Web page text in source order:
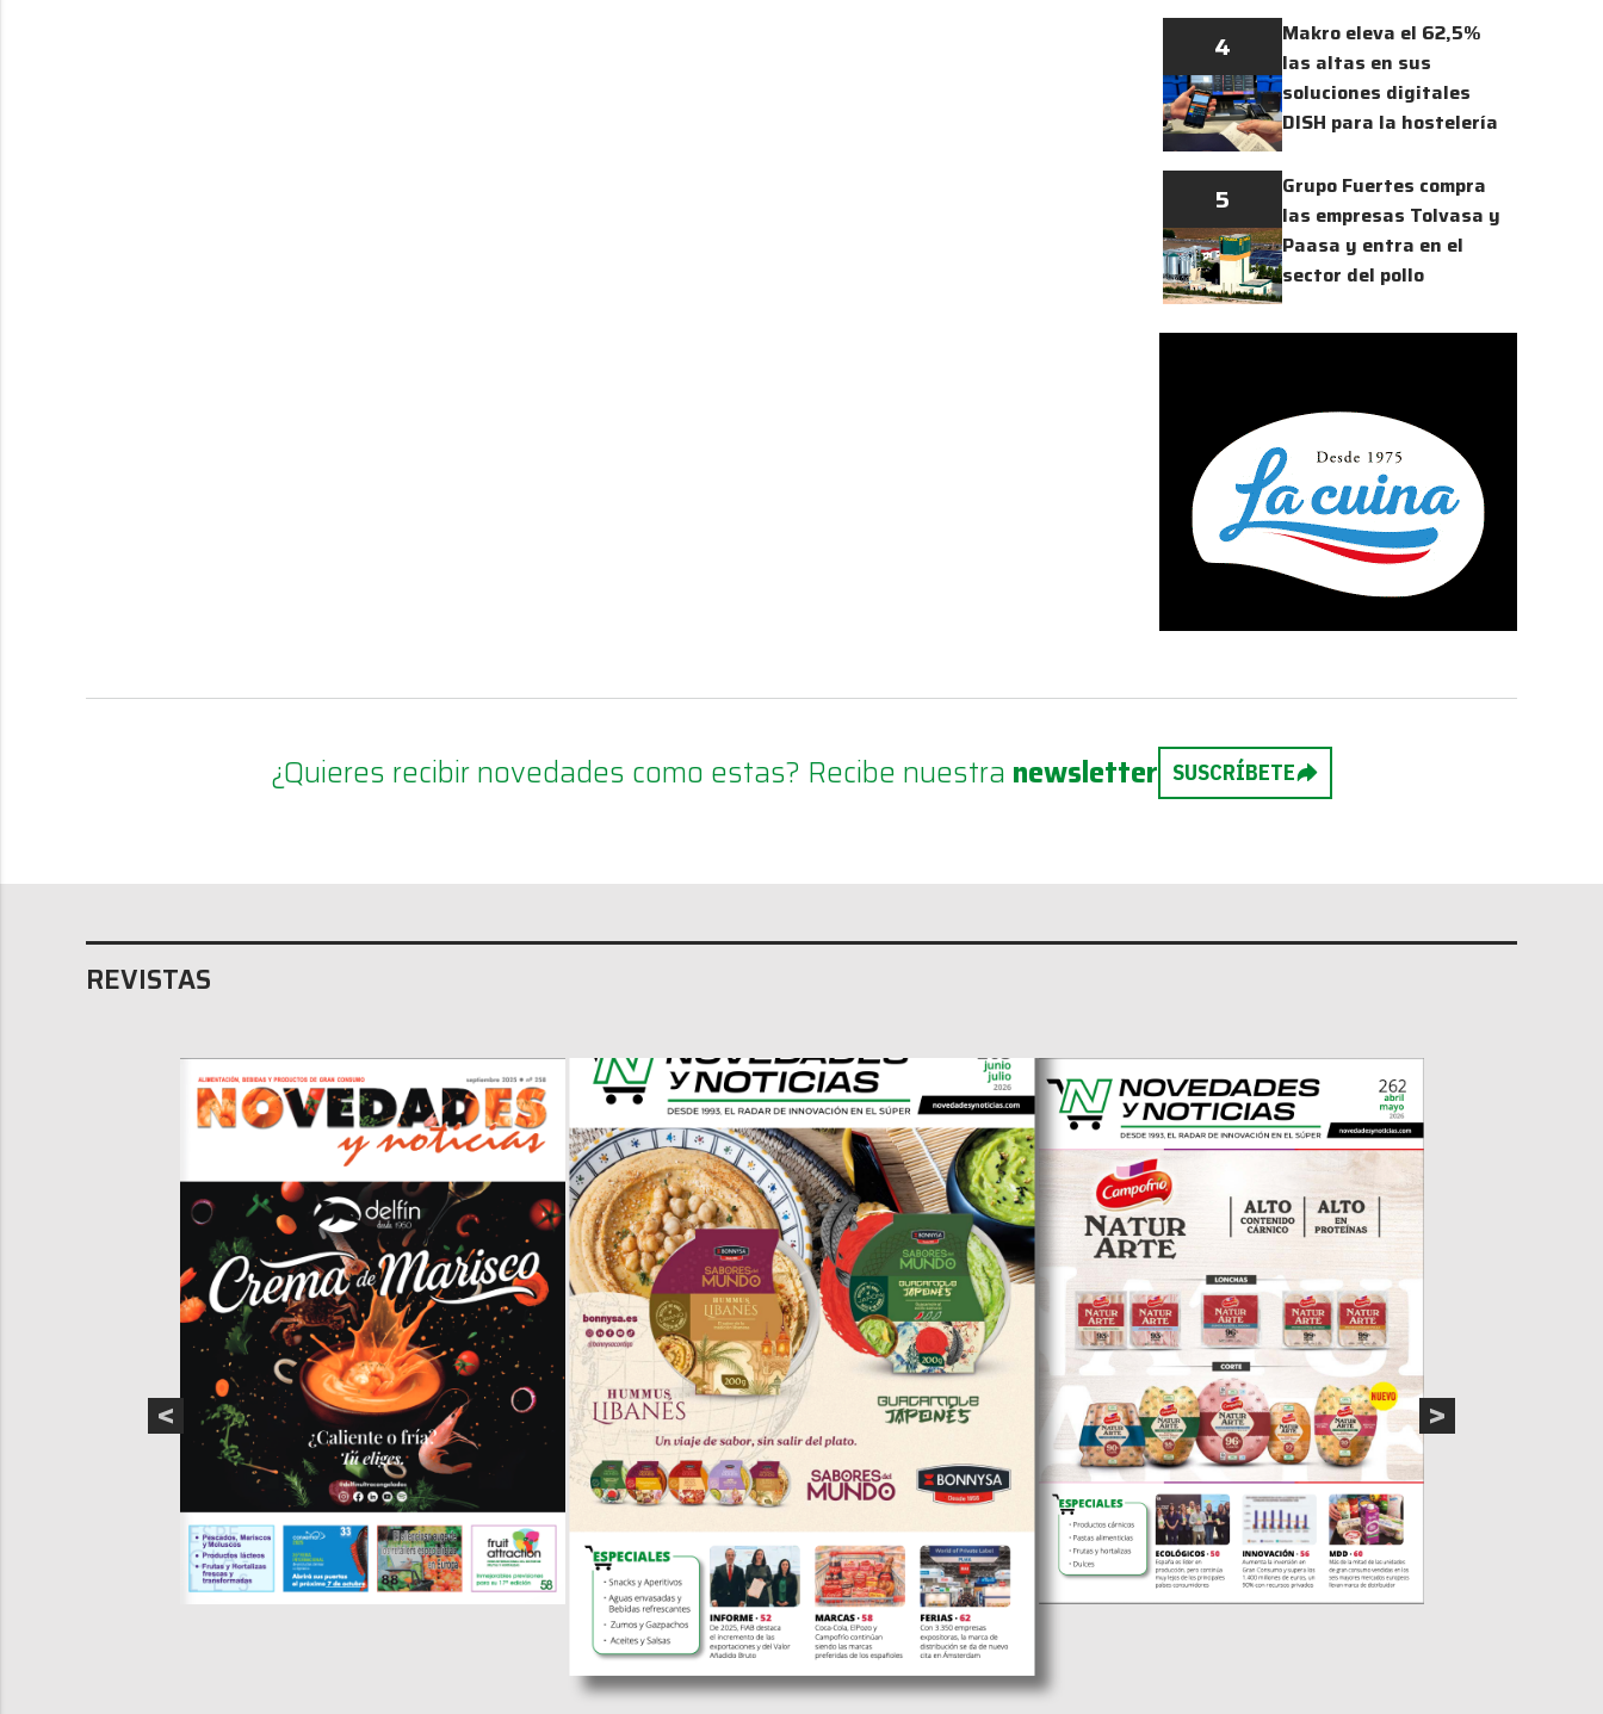
4
Makro eleva el 62,5%
las altas en sus
soluciones digitales
DISH para la hostelería
5
Grupo Fuertes compra
las empresas Tolvasa y
Paasa y entra en el
sector del pollo
¿Quieres recibir novedades como estas? Recibe nuestra newsletter SUSCRÍBETE
REVISTAS